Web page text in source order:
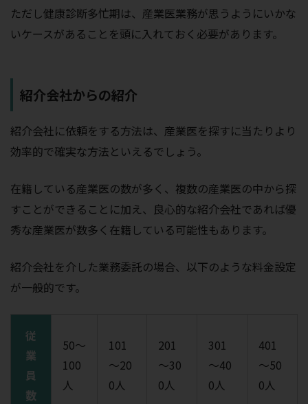
ただし健康診断多忙期は、産業医業務が思うようにいかな
いケースがあることを頭に入れておく必要があります。
紹介会社からの紹介
紹介会社に依頼をする方法は、産業医を探すに当たりより
効率的で確実な方法といえるでしょう。
在籍している産業医の数が多く、複数の産業医の中から探
すことができることに加え、良心的な紹介会社であれば優
秀な産業医が数多く在籍している可能性もあります。
紹介会社を介した業務委託の場合、以下のような料金設定
が一般的です。
従
業
員
数
50～
100
人
101
～20
0人
201
～30
0人
301
～40
0人
401
～50
0人